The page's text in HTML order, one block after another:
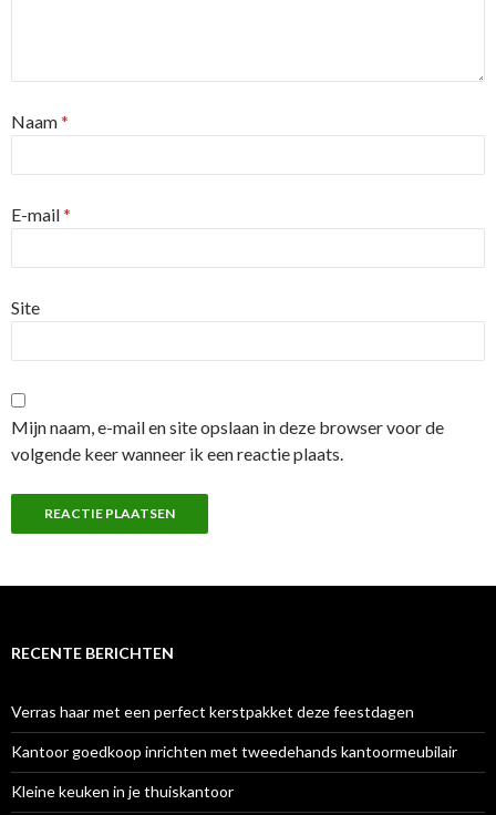
Naam*
E-mail*
Site
Mijn naam, e-mail en site opslaan in deze browser voor de
volgende keer wanneer ik een reactie plaats.
RECENTE BERICHTEN
Verras haar met een perfect kerstpakket deze feestdagen
Kantoor goedkoop inrichten met tweedehands kantoormeubilair
Kleine keuken in je thuiskantoor